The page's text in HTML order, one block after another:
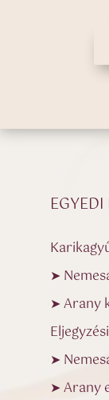
➤
➤ Arany
➤
➤ Arany